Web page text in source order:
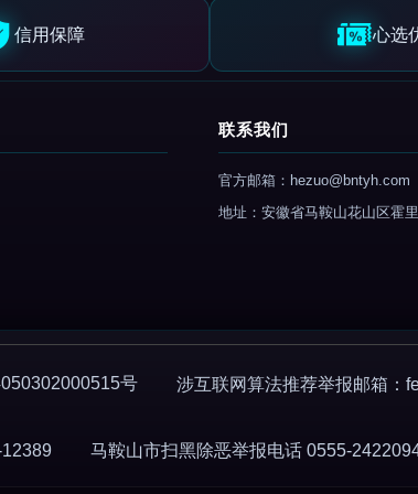
信用保障 心选
联系我们
官方邮箱：hezuo@bntyh.com
地址：安徽省马鞍山花山区霍
号 涉互联网算法推荐举报邮箱：
马鞍山市扫黑除恶举报电话 0555-